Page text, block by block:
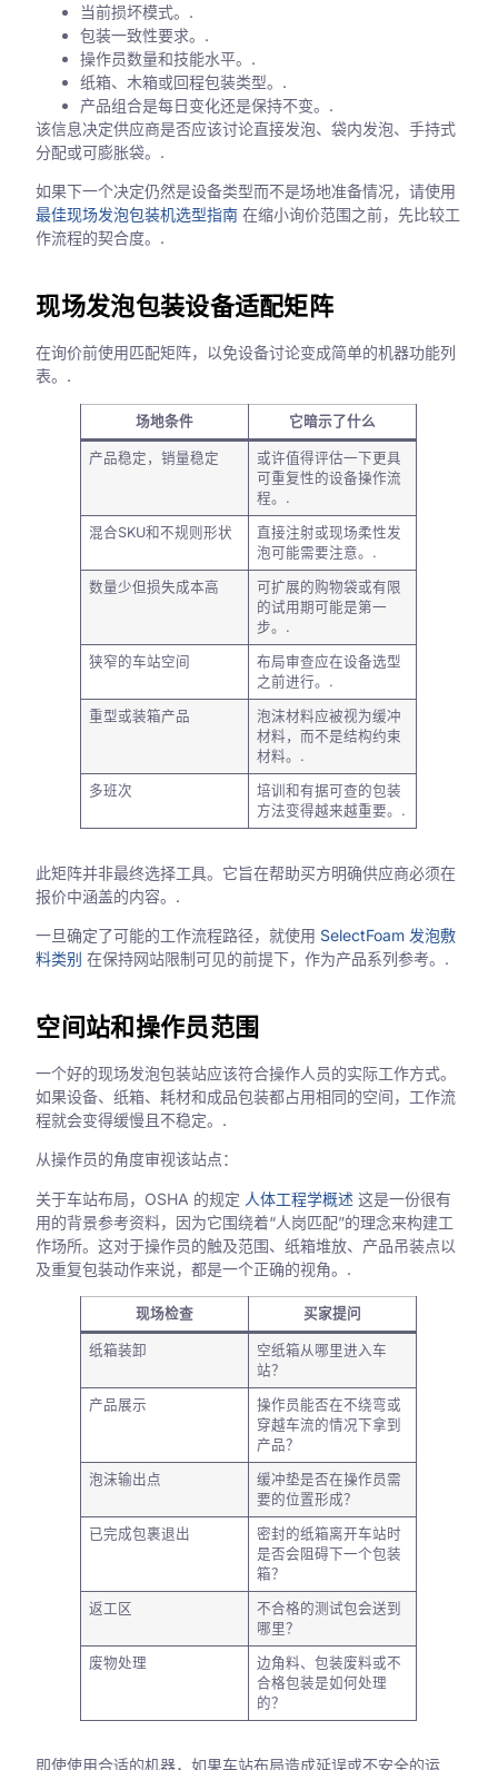
当前损坏模式。.
包装一致性要求。.
操作员数量和技能水平。.
纸箱、木箱或回程包装类型。.
产品组合是每日变化还是保持不变。.
该信息决定供应商是否应该讨论直接发泡、袋内发泡、手持式
分配或可膨胀袋。.
如果下一个决定仍然是设备类型而不是场地准备情况，请使用
最佳现场发泡包装机选型指南 在缩小询价范围之前，先比较工
作流程的契合度。.
现场发泡包装设备适配矩阵
在询价前使用匹配矩阵，以免设备讨论变成简单的机器功能列
表。.
场地条件 它暗示了什么
产品稳定，销量稳定
或许值得评估一下更具
可重复性的设备操作流
程。.
混合SKU和不规则形状
直接注射或现场柔性发
泡可能需要注意。.
数量少但损失成本高
可扩展的购物袋或有限
的试用期可能是第一
步。.
狭窄的车站空间
布局审查应在设备选型
之前进行。.
重型或装箱产品
泡沫材料应被视为缓冲
材料，而不是结构约束
材料。.
多班次
培训和有据可查的包装
方法变得越来越重要。.
此矩阵并非最终选择工具。它旨在帮助买方明确供应商必须在
报价中涵盖的内容。.
一旦确定了可能的工作流程路径，就使用 SelectFoam 发泡敷
料类别 在保持网站限制可见的前提下，作为产品系列参考。.
空间站和操作员范围
一个好的现场发泡包装站应该符合操作人员的实际工作方式。
如果设备、纸箱、耗材和成品包装都占用相同的空间，工作流
程就会变得缓慢且不稳定。.
从操作员的角度审视该站点：
关于车站布局，OSHA 的规定 人体工程学概述 这是一份很有
用的背景参考资料，因为它围绕着“人岗匹配”的理念来构建工
作场所。这对于操作员的触及范围、纸箱堆放、产品吊装点以
及重复包装动作来说，都是一个正确的视角。.
现场检查 买家提问
纸箱装卸
空纸箱从哪里进入车
站？
产品展示
操作员能否在不绕弯或
穿越车流的情况下拿到
产品？
泡沫输出点
缓冲垫是否在操作员需
要的位置形成？
已完成包裹退出
密封的纸箱离开车站时
是否会阻碍下一个包装
箱？
返工区
不合格的测试包会送到
哪里？
废物处理
边角料、包装废料或不
合格包装是如何处理
的？
即使使用合适的机器，如果车站布局造成延误或不安全的运